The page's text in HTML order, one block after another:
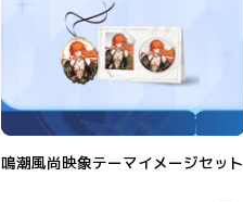
鳴潮風尚映象テーマイメージセット